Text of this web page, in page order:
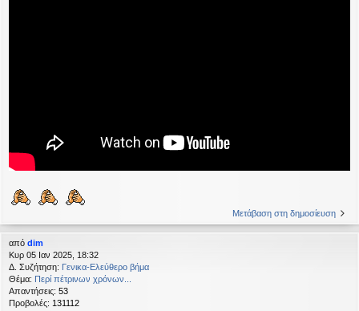
Μετάβαση στη δημοσίευση
από dim
Κυρ 05 Ιαν 2025, 18:32
Δ. Συζήτηση: Γενικα-Ελεύθερο βήμα
Θέμα: Περί πέτρινων χρόνων...
Απαντήσεις: 53
Προβολές: 131112